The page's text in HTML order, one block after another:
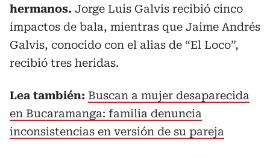
hermanos. Jorge Luis Galvis recibió cinco
impactos de bala, mientras que Jaime Andrés
Galvis, conocido con el alias de “El Loco”,
recibió tres heridas.
Lea también: Buscan a mujer desaparecida
en Bucaramanga: familia denuncia
inconsistencias en versión de su pareja